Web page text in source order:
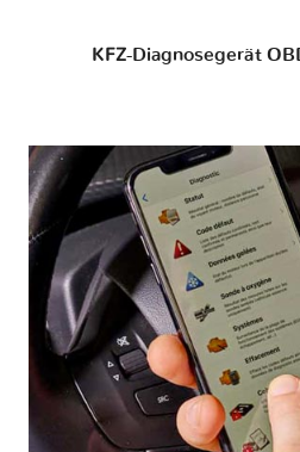
KFZ-Diagnosegerät